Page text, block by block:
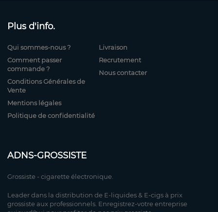
Plus d'info.
Qui sommes-nous ?
Comment passer
commande ?
Conditions Générales de
Vente
Mentions légales
Politique de confidentialité
Livraison
Recrutement
Nous contacter
ADNS-GROSSISTE
Grossiste - cigarette électronique.
Leader dans la distribution de E-liquides & E-cigs à prix
grossiste aux professionnels. Enregistrez-votre entreprise